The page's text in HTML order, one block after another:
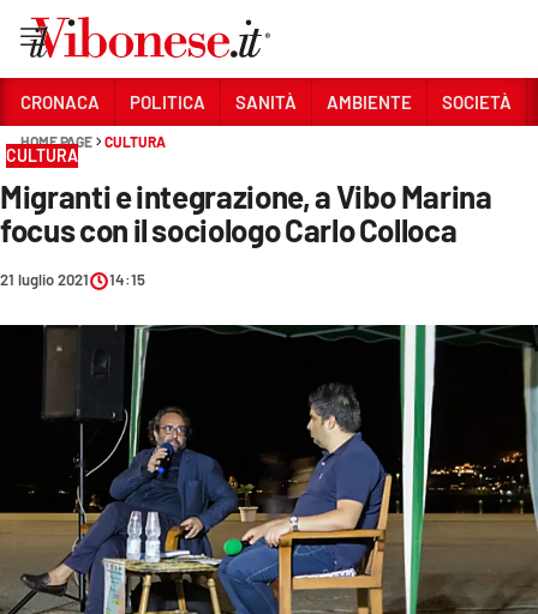
Sezioni
CRONACA
POLITICA
SANITÀ
AMBIENTE
ECONOMIA E LAVORO
EVENTI
SPORT
CRONACA POLITICA SANITÀ AMBIENTE SOCIETÀ
HOME PAGE CULTURA
CULTURA
Migranti e integrazione, a Vibo Marina
focus con il sociologo Carlo Colloca
21 luglio 2021 14:15